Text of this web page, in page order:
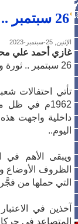
‬26 سبتمبر‮ .. ‬ثورة‮ ‬وطنية‮ ‬تحررية‬‬‬‬‬‬‬‬
الإثنين, 25-سبتمبر-2023
غازي‮ ‬أحمد‮ ‬علي‮ ‬محسن‬‬‬‬‬‬ - الامين العام للمؤتمر الشعبي العام
‬26 سبتمبر‮ .. ‬ثورة‮ ‬وطنية‮ ‬تحررية‬‬‬‬‬‬‬‬
1962م في
داخلية واجهت
اليوم..
‬التي‮ ‬حملها‮ ‬من‮ ‬فجَّروها‮..‬‬‬‬‬‬‬‬‬‬‬‬‬‬‬‬‬‬‬‬‬‬‬‬‬‬‬‬‬‬‬‬‬‬‬‬‬‬‬‬‬‬‬‬‬‬‬‬‬‬‬‬‬‬
آخذين في
المتصاعد في